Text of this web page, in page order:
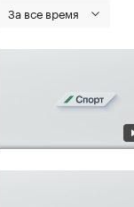
За все время